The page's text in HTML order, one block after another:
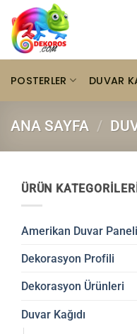
İçeriğe
atla
POSTERLER DUVAR
ANA SAYFA /
ÜRÜN
Amerikan Duvar Paneli
Dekorasyon Profili
Dekorasyon Ürünleri
Duvar Kağıdı